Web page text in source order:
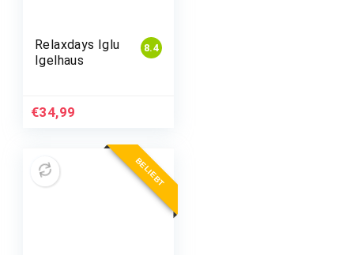
8.4
Relaxdays Iglu
Igelhaus
€34,99
BELIEBT